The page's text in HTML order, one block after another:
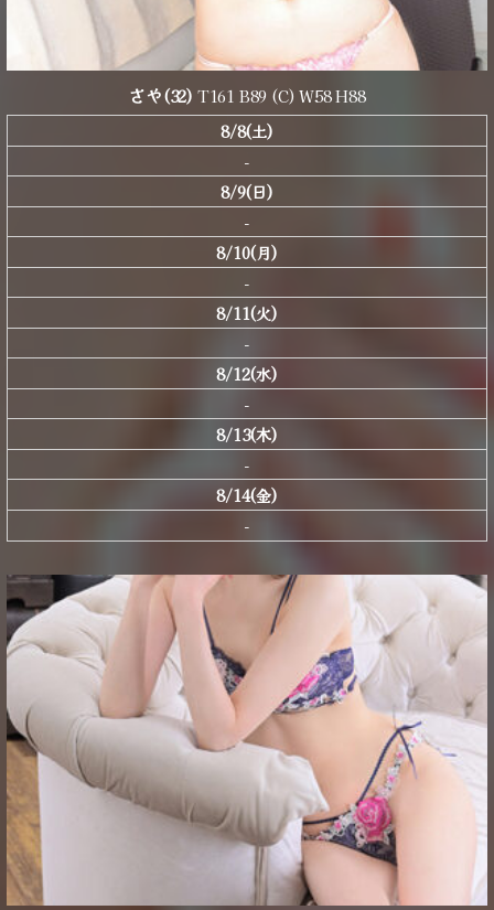
さや(32) T161 B89 (C) W58 H88
8/8(土)
-
8/9(日)
-
8/10(月)
-
8/11(火)
-
8/12(水)
-
8/13(木)
-
8/14(金)
-